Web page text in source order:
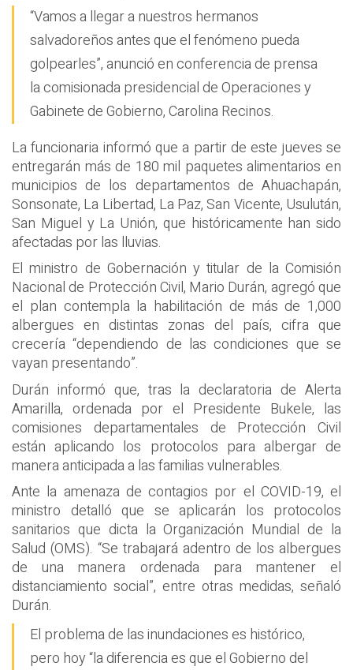
“Vamos a llegar a nuestros hermanos
salvadoreños antes que el fenómeno pueda
golpearles”, anunció en conferencia de prensa
la comisionada presidencial de Operaciones y
Gabinete de Gobierno, Carolina Recinos.
La funcionaria informó que a partir de este jueves se
entregarán más de 180 mil paquetes alimentarios en
municipios de los departamentos de Ahuachapán,
Sonsonate, La Libertad, La Paz, San Vicente, Usulután,
San Miguel y La Unión, que históricamente han sido
afectadas por las lluvias.
El ministro de Gobernación y titular de la Comisión
Nacional de Protección Civil, Mario Durán, agregó que
el plan contempla la habilitación de más de 1,000
albergues en distintas zonas del país, cifra que
crecería “dependiendo de las condiciones que se
vayan presentando”.
Durán informó que, tras la declaratoria de Alerta
Amarilla, ordenada por el Presidente Bukele, las
comisiones departamentales de Protección Civil
están aplicando los protocolos para albergar de
manera anticipada a las familias vulnerables.
Ante la amenaza de contagios por el COVID-19, el
ministro detalló que se aplicarán los protocolos
sanitarios que dicta la Organización Mundial de la
Salud (OMS). “Se trabajará adentro de los albergues
de una manera ordenada para mantener el
distanciamiento social”, entre otras medidas, señaló
Durán.
El problema de las inundaciones es histórico,
pero hoy “la diferencia es que el Gobierno del